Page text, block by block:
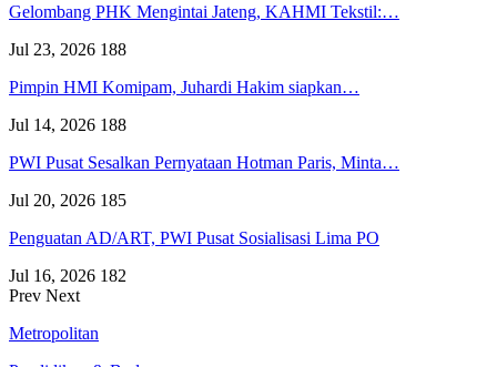
Gelombang PHK Mengintai Jateng, KAHMI Tekstil:…
Jul 23, 2026 188
Pimpin HMI Komipam, Juhardi Hakim siapkan…
Jul 14, 2026 188
PWI Pusat Sesalkan Pernyataan Hotman Paris, Minta…
Jul 20, 2026 185
Penguatan AD/ART, PWI Pusat Sosialisasi Lima PO
Jul 16, 2026 182
Prev Next
Metropolitan